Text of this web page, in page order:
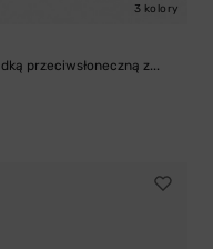
3 kolory
przeciwsłoneczną z...